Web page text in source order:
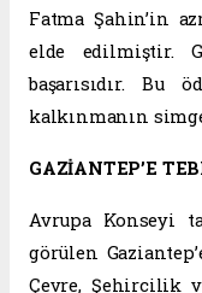
Fatma Şahin’in
elde edilmiştir.
başarısıdır. Bu
kalkınmanın
GAZİANTEP’E
Avrupa Konseyi
görülen
Çevre, Şehircilik